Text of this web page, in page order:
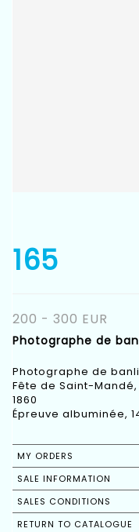
165
200 - 300 EUR
Photographe de
Photographe de
Fête de Saint-
1860
Épreuve albuminée,
MY ORDERS
SALE INFORMATION
SALES CONDITIONS
RETURN TO CATALOGUE